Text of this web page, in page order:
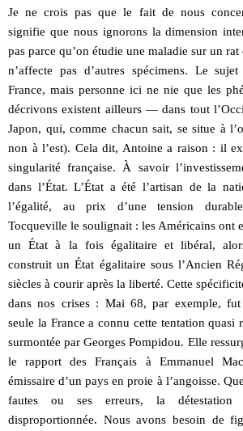
Je ne crois pas que le fait de nous
signifie que nous ignorons la dimension
pas parce qu’on étudie une maladie sur un rat
n’affecte pas d’autres spécimens. Le
France, mais personne ici ne nie que les
décrivons existent ailleurs — dans tout
Japon, qui, comme chacun sait, se situe à
non à l’est). Cela dit, Antoine a raison : il
singularité française. À savoir
dans l’État. L’État a été l’artisan de la
l’égalité, au prix d’une tension
Tocqueville le soulignait : les Américains ont
un État à la fois égalitaire et libéral,
construit un État égalitaire sous l’Ancien
siècles à courir après la liberté. Cette
dans nos crises : Mai 68, par exemple, fut
seule la France a connu cette tentation quasi
surmontée par Georges Pompidou. Elle
le rapport des Français à Emmanuel
émissaire d’un pays en proie à l’angoisse.
fautes ou ses erreurs, la détestation
disproportionnée. Nous avons besoin de